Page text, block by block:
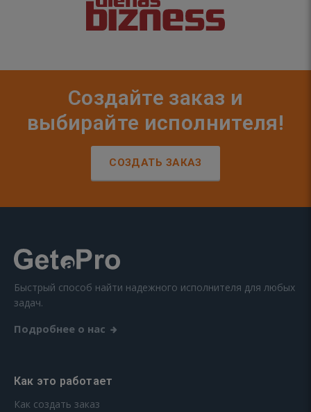
Создайте заказ и
выбирайте исполнителя!
СОЗДАТЬ ЗАКАЗ
Быстрый способ найти надежного исполнителя для любых
задач.
Подробнее о нас
Как это работает
Как создать заказ